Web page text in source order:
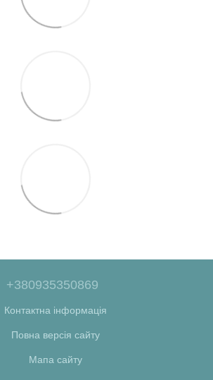
+380935350869
Контактна інформація
Повна версія сайту
Мапа сайту